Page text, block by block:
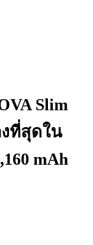
Slim
ที่สุดใน
mAh